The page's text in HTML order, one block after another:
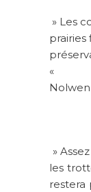
» Les
«
»
les
restera